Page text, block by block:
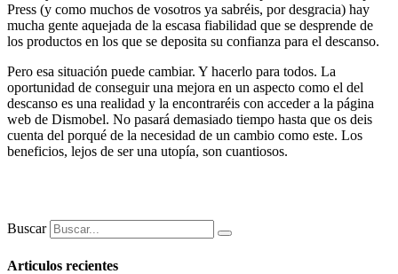
Press (y como muchos de vosotros ya sabréis, por desgracia) hay
mucha gente aquejada de la escasa fiabilidad que se desprende de
los productos en los que se deposita su confianza para el descanso.
Pero esa situación puede cambiar. Y hacerlo para todos. La
oportunidad de conseguir una mejora en un aspecto como el del
descanso es una realidad y la encontraréis con acceder a la página
web de Dismobel. No pasará demasiado tiempo hasta que os deis
cuenta del porqué de la necesidad de un cambio como este. Los
beneficios, lejos de ser una utopía, son cuantiosos.
Buscar
Articulos recientes